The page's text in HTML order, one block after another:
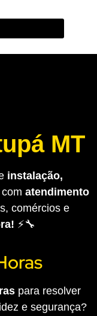
MT
instalação,
com atendimento
comércios e
⚡🔧
para resolver
e segurança?